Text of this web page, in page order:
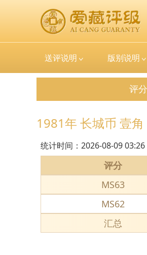
送评说明 版别说明
评
1981年 长城币 壹
统计时间： 2026-08-09 03:26
评分
MS63
MS62
汇总